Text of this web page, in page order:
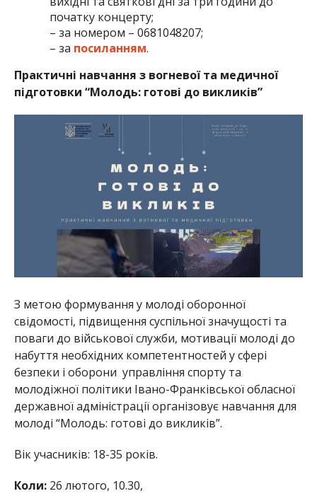
початку концерту;
– за номером – 0681048207;
– за посиланням.
Практичні навчання з вогневої та медичної
підготовки “Молодь: готові до викликів”
З метою формування у молоді оборонної
свідомості, підвищення суспільної значущості та
поваги до військової служби, мотивації молоді до
набуття необхідних компетентностей у сфері
безпеки і оборони управління спорту та
молодіжної політики Івано-Франківської обласної
державної адміністрації організовує навчання для
молоді “Молодь: готові до викликів”.
Вік учасників: 18-35 років.
Коли:26 лютого, 10.30,